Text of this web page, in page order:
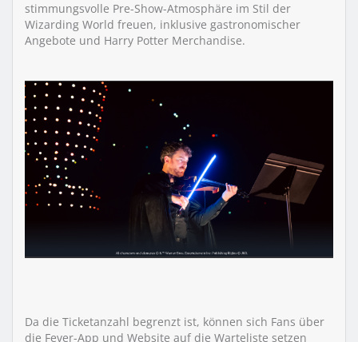
stimmungsvolle Pre-Show-Atmosphäre im Stil der
Wizarding World freuen, inklusive gastronomischer
Angebote und Harry Potter Merchandise.
Da die Ticketanzahl begrenzt ist, können sich Fans über
die Fever-App und Website auf die Warteliste setzen